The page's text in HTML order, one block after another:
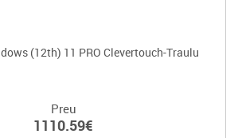
(12th) 11 PRO Clevertouch-Traulu
Preu
1110.59€